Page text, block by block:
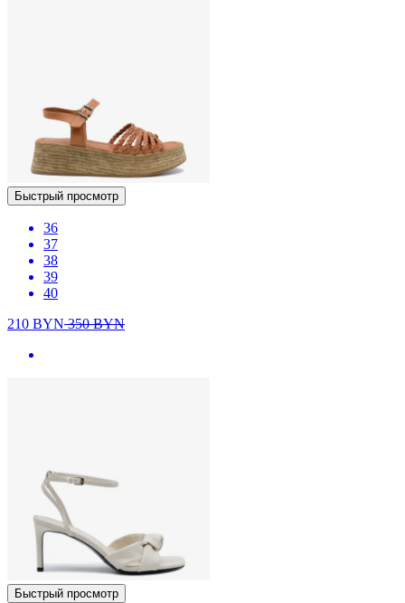
Быстрый просмотр
36
37
38
39
40
210 BYN350BYN
Быстрый просмотр